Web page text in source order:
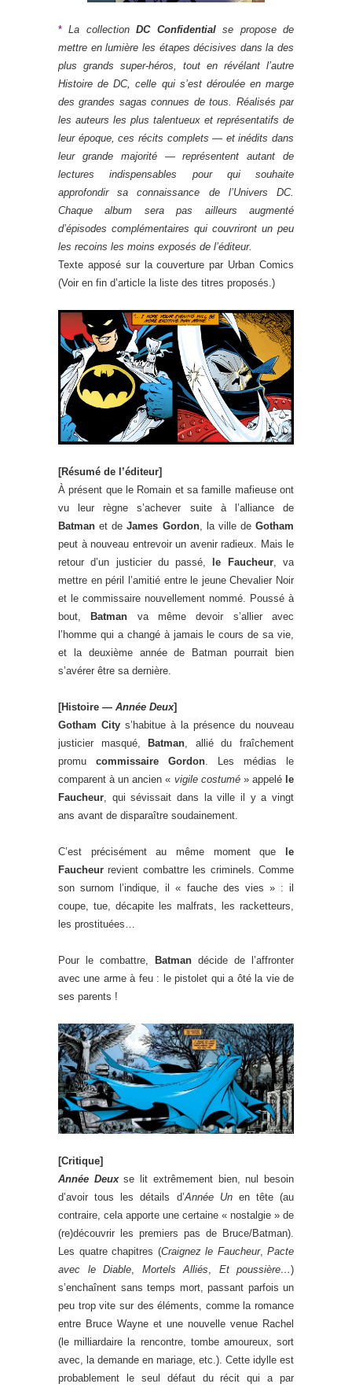
* La collectionDC Confidentialse propose de
mettre en lumière les étapes décisives dans la des
plus grands super-héros, tout en révélant l’autre
Histoire de DC, celle qui s’est déroulée en marge
des grandes sagas connues de tous. Réalisés par
les auteurs les plus talentueux et représentatifs de
leur époque, ces récits complets — et inédits dans
leur grande majorité — représentent autant de
lectures indispensables pour qui souhaite
approfondir sa connaissance de l’Univers DC.
Chaque album sera pas ailleurs augmenté
d’épisodes complémentaires qui couvriront un peu
les recoins les moins exposés de l’éditeur.
Texte apposé sur la couverture par Urban Comics
(Voir en fin d’article la liste des titres proposés.)
[Résumé de l’éditeur]
À présent que le Romain et sa famille mafieuse ont
vu leur règne s’achever suite à l’alliance de
Batman et deJames Gordon, la ville de Gotham
peut à nouveau entrevoir un avenir radieux. Mais le
retour d’un justicier du passé,
le Faucheur, va
mettre en péril l’amitié entre le jeune Chevalier Noir
et le commissaire nouvellement nommé. Poussé à
bout,
Batman va même devoir s’allier avec
l’homme qui a changé à jamais le cours de sa vie,
et la deuxième année de Batman pourrait bien
s’avérer être sa dernière.
[Histoire — Année Deux]
Gotham City s’habitue à la présence du nouveau
justicier masqué,
Batman, allié du fraîchement
promu commissaire Gordon. Les médias le
comparent à un ancien « vigile costumé» appelé le
Faucheur, qui sévissait dans la ville il y a vingt
ans avant de disparaître soudainement.
C’est précisément au même moment que
le
Faucheur revient combattre les criminels. Comme
son surnom l’indique, il « fauche des vies » : il
coupe, tue, décapite les malfrats, les racketteurs,
les prostituées…
Pour le combattre, Batman décide de l’affronter
avec une arme à feu : le pistolet qui a ôté la vie de
ses parents !
[Critique]
Année Deux se lit extrêmement bien, nul besoin
d’avoir tous les détails d’Année Unen tête (au
contraire, cela apporte une certaine « nostalgie » de
(re)découvrir les premiers pas de Bruce/Batman).
Les quatre chapitres (Craignez le Faucheur, Pacte
avec le Diable
Mortels Alliés Et poussière…)
s’enchaînent sans temps mort, passant parfois un
peu trop vite sur des éléments, comme la romance
entre Bruce Wayne et une nouvelle venue Rachel
(le milliardaire la rencontre, tombe amoureux, sort
avec, la demande en mariage, etc.). Cette idylle est
probablement le seul défaut du récit qui a par